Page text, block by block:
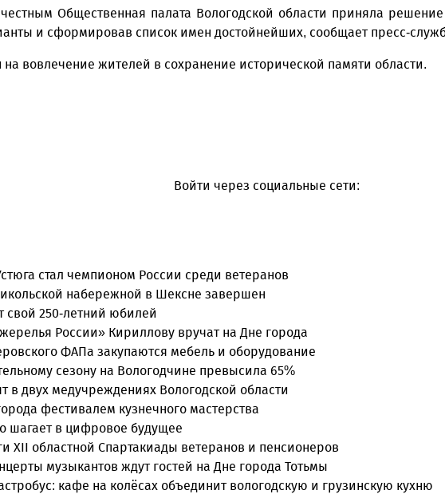
Общественная палата Вологодской области приняла
и сформировав список имен достойнейших, сообщает пресс-
вовлечение жителей в сохранение исторической памяти области.
Войти через социальные сети:
стал чемпионом России среди ветеранов
набережной в Шексне завершен
свой 250-летний юбилей
России» Кириллову вручат на Дне города
ФАПа закупаются мебель и оборудование
сезону на Вологодчине превысила 65%
в двух медучреждениях Вологодской области
фестивалем кузнечного мастерства
шагает в цифровое будущее
XII областной Спартакиады ветеранов и пенсионеров
музыкантов ждут гостей на Дне города Тотьмы
кафе на колёсах объединит вологодскую и грузинскую кухню